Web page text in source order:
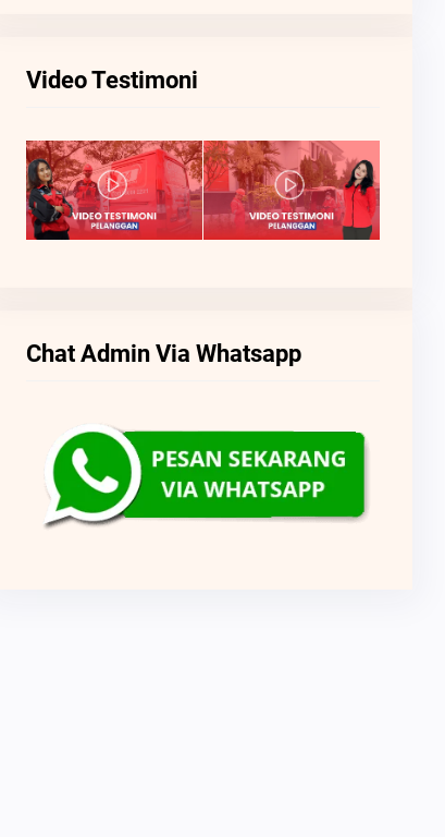
Video Testimoni
Chat Admin Via Whatsapp